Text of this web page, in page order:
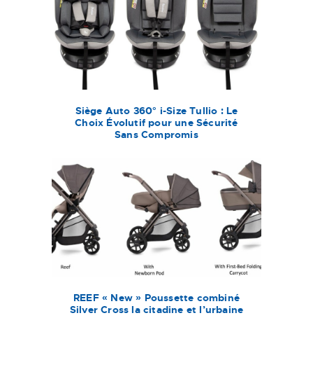
Siège Auto 360° i-Size Tullio : Le
Choix Évolutif pour une Sécurité
Sans Compromis
REEF « New » Poussette combiné
Silver Cross la citadine et l’urbaine